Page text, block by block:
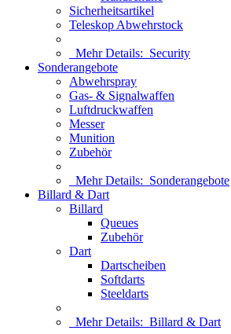
Sicherheitsartikel
Teleskop Abwehrstock
Mehr Details: Security
Sonderangebote
Abwehrspray
Gas- & Signalwaffen
Luftdruckwaffen
Messer
Munition
Zubehör
Mehr Details: Sonderangebote
Billard & Dart
Billard
Queues
Zubehör
Dart
Dartscheiben
Softdarts
Steeldarts
Mehr Details: Billard & Dart